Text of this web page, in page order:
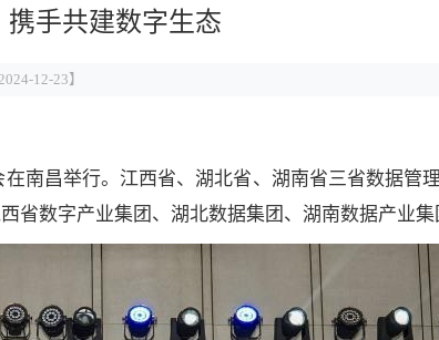
手共建数字生态
12-23】
南昌举行。江西省、湖北省、湖南省三省数据管
数字产业集团、湖北数据集团、湖南数据产业集